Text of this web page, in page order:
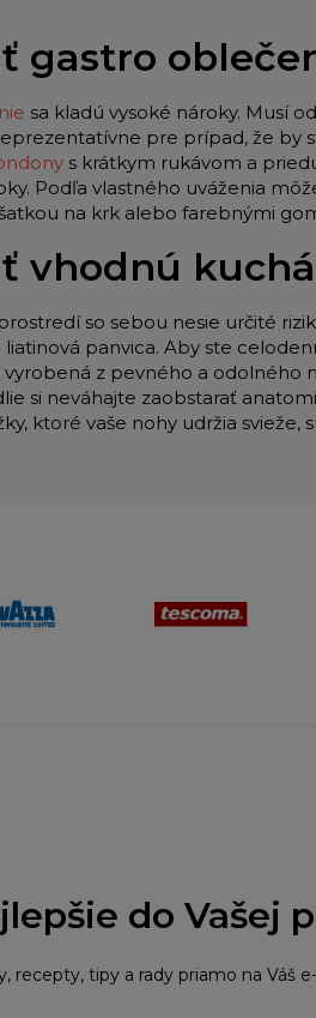
gastro
sa kladú vysoké nároky. Musí
pre prípad, že by
s krátkym rukávom a
Podľa vlastného uváženia
na krk alebo farebnými
vhodnú
so sebou nesie určité
panvica. Aby ste
vyrobená z pevného a odolného
si neváhajte zaobstarať
ktoré vaše nohy udržia svieže,
do Vašej
recepty, tipy a rady priamo na Váš